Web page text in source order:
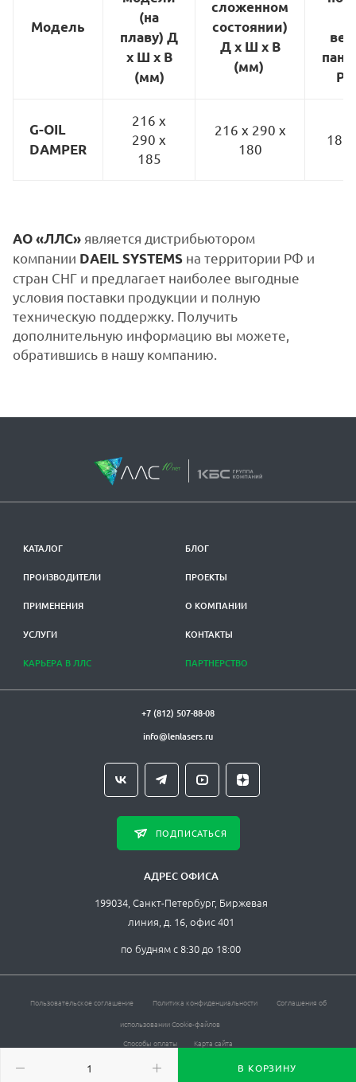
В КОРЗИНУ
Модель
(на
плаву) Д
х Ш х В
(мм)
сложенном
состоянии)
Д х Ш х В
(мм)
P
G-OIL
DAMPER
216 x
290 x
185
216 x 290 x
180
185
АО «ЛЛС» является дистрибьютором
компании DAEIL SYSTEMS на территории РФ и
стран СНГ и предлагает наиболее выгодные
условия поставки продукции и полную
техническую поддержку. Получить
дополнительную информацию вы можете,
обратившись в нашу компанию.
КАТАЛОГ
ПРОИЗВОДИТЕЛИ
ПРИМЕНЕНИЯ
УСЛУГИ
КАРЬЕРА В ЛЛС
БЛОГ
ПРОЕКТЫ
О КОМПАНИИ
КОНТАКТЫ
ПАРТНЕРСТВО
+7 (812) 507-88-08
info@lenlasers.ru
ПОДПИСАТЬСЯ
АДРЕС ОФИСА
199034, Санкт-Петербург, Биржевая
линия, д. 16, офис 401
по будням с 8:30 до 18:00
Пользовательское соглашение Политика конфиденциальности
Соглашения об
использовании Cookie-файлов
Способы оплаты
Карта сайта
ЛЛС © , 2026. Все права защищены.